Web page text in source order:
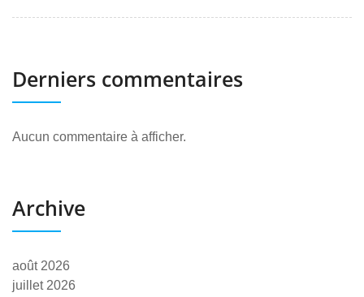
Derniers commentaires
Aucun commentaire à afficher.
Archive
août 2026
juillet 2026